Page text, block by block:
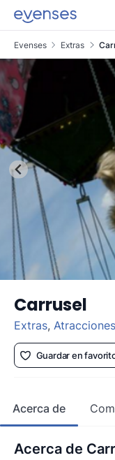
Evenses Extras
Carrusel
Extras, Atracciones
Guardar en
Acerca de
Acerca de